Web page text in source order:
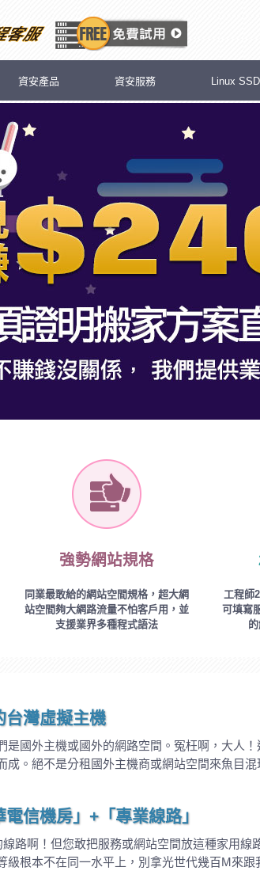
資安產品 資安服務 Linux
強勢網站規格
同業最敢給的網站空間規格，超大網
站空間夠大網路流量不怕客戶用，並
支援業界多種程式語法
工程師
可填寫
台灣虛擬主機
是國外主機或國外的網路空間。冤枉啊，大人
成。絕不是分租國外主機商或網站空間來魚目
信機房」+「專業線路」
路啊！但您敢把服務或網站空間放這種家用線
級根本不在同一水平上，別拿光世代幾百M來跟